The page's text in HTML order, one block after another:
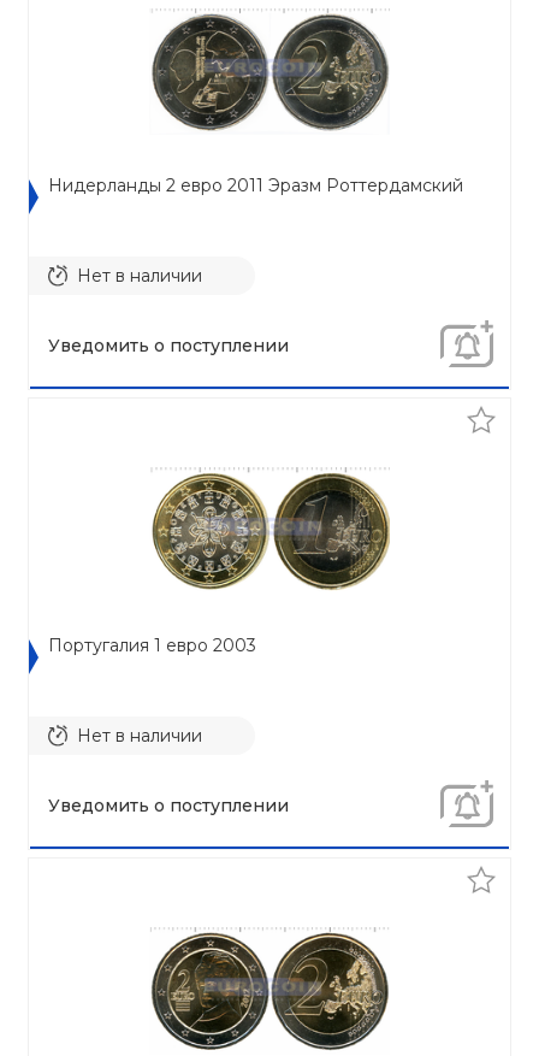
Нидерланды 2 евро 2011 Эразм Роттердамский
Нет в наличии
Уведомить о поступлении
Португалия 1 евро 2003
Нет в наличии
Уведомить о поступлении